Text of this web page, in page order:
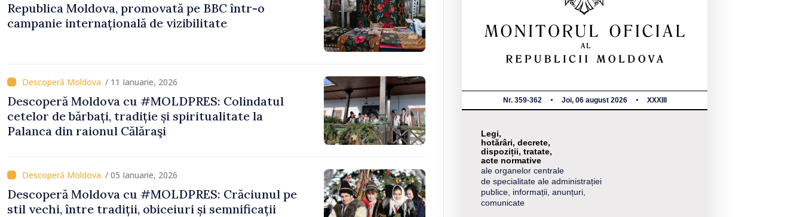
Republica Moldova, promovată pe BBC într-o
campanie internațională de vizibilitate
/ 11 Ianuarie, 2026
Descoperă Moldova cu #MOLDPRES: Colindatul
cetelor de bărbați, tradiție și spiritualitate la
Palanca din raionul Călăraşi
/ 05 Ianuarie, 2026
Descoperă Moldova cu #MOLDPRES: Crăciunul pe
stil vechi, între tradiții, obiceiuri și semnificații
Nr. 359-362 Joi, 06 august 2026 XXXIII
Legi,
hotărâri, decrete,
dispoziții, tratate,
acte normative
ale organelor centrale
de specialitate ale administrației
publice, informații, anunțuri,
comunicate